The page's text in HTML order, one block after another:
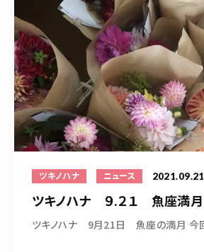
ツキノハナ ニュース 2021.09.21
ツキノハナ ９.２１ 魚座満月
ツキノハナ 9月21日 魚座の満月 今